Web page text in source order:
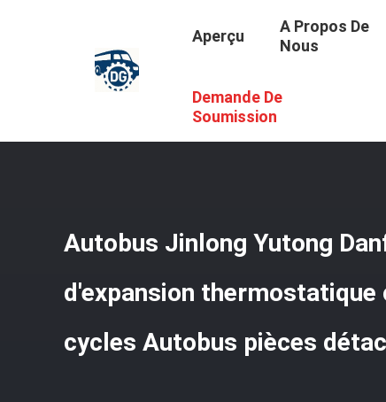
Aperçu
A Propos De
Nous
Demande De
Soumission
Pièces De Climatisation De Bus
Autobus Jinlong Yutong
d'expansion
cycles Autobus pièces